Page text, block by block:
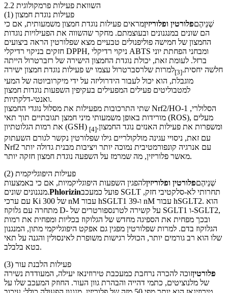
2.2 השוואת פעילות פרמקולוגית
(1) פעילות נוגדת חמצון
שְׁנֵיהֶםפלורטין ופלוריזיןמראים פעילות נוגדת חמצון משמעותית, אם כי
הם שונים במנגנונים ובעוצמתם. מחקר שהשווה את הפעילויות נוגדות
החמצון של חמישה פוליפנולים טבעיים מצא שפלורטין הראה ביצועים
חזקים בניקוי רדיקלי DPPH, ניקוי רדיקלי ABTS ומבחני הפחתת יוני
ברזל. לעומת זאת, יכולת נוגדת החמצון הישירה של רזברטרול הייתה
חלשה יחסית.[3]
למרות שלרסברטרול עצמו יש פעילות נוגדת חמצון ישירה
מוגבלת, הוא יכול לעבור הידרוליזה על ידי מיקרוביוטה של ​​המעי
למטבוליטים פעילים המפעילים בעקיפין השפעות נוגדות חמצון
ואנטי-דלקתיות.
שתי התרכובות מפעילות את מסלול נוגדי החמצון Nrf2/HO-1 הסלולרי,
מורידות באופן משמעותי מיני חמצן תגובתיים תוך תאי (ROS), מעלים
את רמות הגלוטתיון (GSH) ומשפרות את פעילות האנזים נוגד החמצון.[4]
עם זאת, ניסויי עגינה מולקולריים גילו שפלורטין נקשר לגורם השעתוק
Nrf2 עם אנרגיה קונפורמטיבית נמוכה יותר ויציבות מבנית גדולה יותר
מאשר פלוריזין, מה שמרמז על השפעה נוגדת חמצון חזקה יותר.
(2) פעילות היפוגליקמית
שְׁנֵיהֶםפלורטין ופלוריזיןלהפגין השפעות היפוגליקמיות, אם כי באמצעות
מנגנונים שונים.Phlorizinפועל כמעכב SGLT תחרותי לא-סלקטיבי חזק,
עם ערכי Ki של 300 nM עבור hSGLT1 ו-39 nM עבור hSGLT2. הוא
מתחרה עם גלוקוז D- על קשירה לטרנספורטרים של SGLT1 ו-SGLT2,
ובכך מפחית את הספיגה מחדש של הגלוקוז בכליות ומפחית את רמות
הגלוקוז בדם. למרות שפלורטין מפגין גם אפקט היפוגליקמי מתון, המנגנון
שלו הוא רב גורמים יותר, הכולל רגישות משופרת לאינסולין והגנה על תאי
בטא בלבלב.
(3) פעילות הלבנת עור
פלורטיןזוכה להכרה נרחבת כמעכבת טירוזינאז יעילה, המעודדת נשירה
של מלנוציטים, כתמי דהייה והבהרת גוון העור. החוזק המעכב שלו על